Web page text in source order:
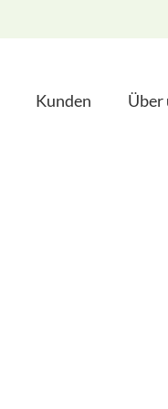
Kunden Über